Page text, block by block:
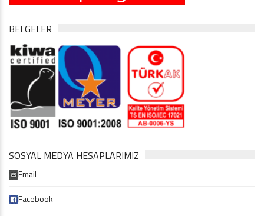
BELGELER
SOSYAL MEDYA HESAPLARIMIZ
Email
Facebook